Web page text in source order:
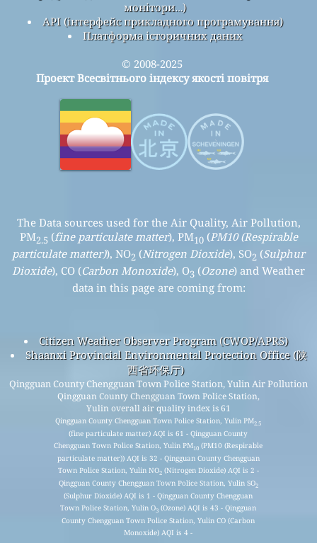
монітори…)
API (інтерфейс прикладного програмування)
Платформа історичних даних
© 2008-2025
Проект Всесвітнього індексу якості повітря
The Data sources used for the Air Quality, Air Pollution,
PM2.5 (fine particulate matter), PM10(PM10 (Respirable
particulate matter)), NO2 (Nitrogen Dioxide), SO2 (Sulphur
Dioxide), CO (Carbon Monoxide), O3 (Ozone) and Weather
data in this page are coming from:
Citizen Weather Observer Program (CWOP/APRS)
Shaanxi Provincial Environmental Protection Office (陕
西省环保厅)
Qingguan County Chengguan Town Police Station, Yulin Air Pollution
Qingguan County Chengguan Town Police Station,
Yulin overall air quality index is 61
Qingguan County Chengguan Town Police Station, Yulin PM2.5
(fine particulate matter) AQI is 61 - Qingguan County
Chengguan Town Police Station, Yulin PM10 (PM10 (Respirable
particulate matter)) AQI is 32 - Qingguan County Chengguan
Town Police Station, Yulin NO2(Nitrogen Dioxide) AQI is 2 -
Qingguan County Chengguan Town Police Station, Yulin SO2
(Sulphur Dioxide) AQI is 1 - Qingguan County Chengguan
Town Police Station, Yulin O3 (Ozone) AQI is 43 - Qingguan
County Chengguan Town Police Station, Yulin CO (Carbon
Monoxide) AQI is 4 -